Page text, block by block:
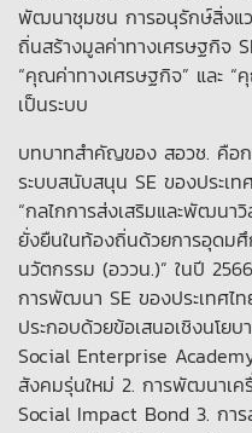
พัฒนาชุมชน การอนุรักษ์สิ่งแ
ถิ่นสร้างมูลค่าทางเศรษฐกิจ
“คุณค่าทางเศรษฐกิจ” และ
เป็นระบบ
บทบาทสำคัญของ สอวช. คือก
ระบบสนับสนุน SE ของประเ
“กลไกการส่งเสริมและพัฒนา
ยั่งยืนในท้องถิ่นด้วยการอุดม
นวัตกรรม (อววน.)” ในปี
การพัฒนา SE ของประเทศไ
ประกอบด้วยข้อเสนอเชิงนโย
Social Enterprise
สังคมรุ่นใหม่ 2. การพัฒนาเค
Social Impact Bond 3. การ